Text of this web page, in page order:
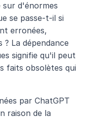
d'énormes
se passe-t-il si
erronées,
? La dépendance
signifie qu'il peut
faits obsolètes qui
par ChatGPT
raison de la